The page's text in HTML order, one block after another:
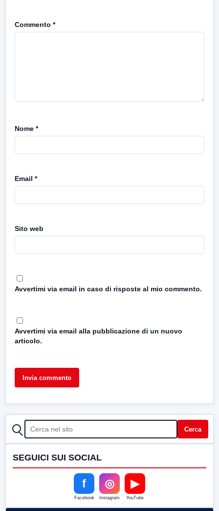
Commento *
Nome *
Email *
Sito web
Avvertimi via email in caso di risposte al mio commento.
Avvertimi via email alla pubblicazione di un nuovo
articolo.
CERCA Cerca
SEGUICI SUI SOCIAL
f
Facebook
◎
Instagram
▶
YouTube